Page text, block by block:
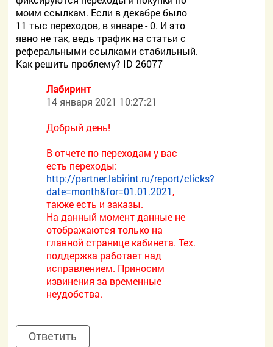
моим ссылкам. Если в декабре было
11 тыс переходов, в январе - 0. И это
явно не так, ведь трафик на статьи с
реферальными ссылками стабильный.
Как решить проблему? ID 26077
Лабиринт
14 января 2021 10:27:21
Добрый день!
В отчете по переходам у вас
есть переходы:
http://partner.labirint.ru/report/clicks?
date=month&for=01.01.2021,
также есть и заказы.
На данный момент данные не
отображаются только на
главной странице кабинета. Тех.
поддержка работает над
исправлением. Приносим
извинения за временные
неудобства.
Ответить